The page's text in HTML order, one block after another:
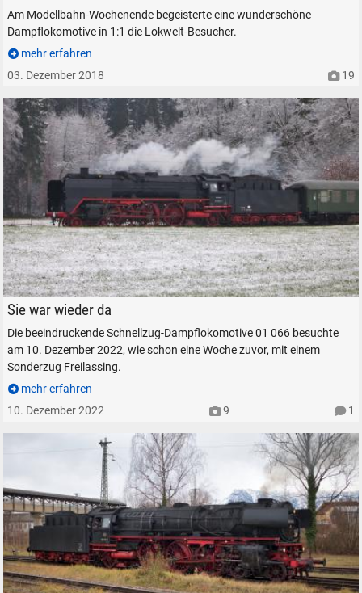
Am Modellbahn-Wochenende begeisterte eine wunderschöne
Dampflokomotive in 1:1 die Lokwelt-Besucher.
mehr erfahren
03. Dezember 2018
19
Der Sonderzug bei Niederstrass, zwischen Teisendorf und Freilassing.
Sie war wieder da
Die beeindruckende Schnellzug-Dampflokomotive 01 066 besuchte
am 10. Dezember 2022, wie schon eine Woche zuvor, mit einem
Sonderzug Freilassing.
mehr erfahren
10. Dezember 2022
9 1
SUCHEN
alles
Suche ...
suchen Abbrechen